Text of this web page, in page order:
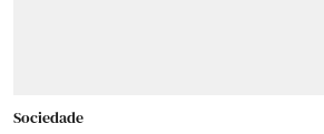
Sociedade